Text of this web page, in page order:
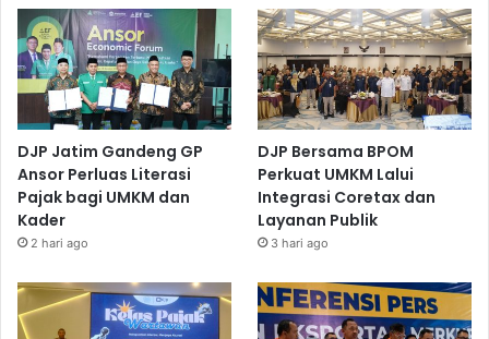
DJP Jatim Gandeng GP
Ansor Perluas Literasi
Pajak bagi UMKM dan
Kader
2 hari ago
DJP Bersama BPOM
Perkuat UMKM Lalui
Integrasi Coretax dan
Layanan Publik
3 hari ago